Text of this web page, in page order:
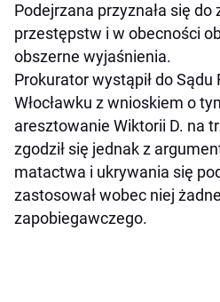
Podejrzana przyznała się do
przestępstw i w obecności
obszerne wyjaśnienia.
Prokurator wystąpił do Sądu
Włocławku z wnioskiem o
aresztowanie Wiktorii D. na
zgodził się jednak z
matactwa i ukrywania się
zastosował wobec niej
zapobiegawczego.